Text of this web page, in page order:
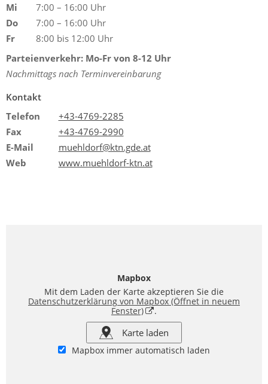
Mi
7:00 – 16:00 Uhr
Do
7:00 – 16:00 Uhr
Fr
8:00 bis 12:00 Uhr
Parteienverkehr: Mo-Fr von 8-12 Uhr
Nachmittags nach Terminvereinbarung
Kontakt
Telefon
+43-4769-2285
Fax
+43-4769-2990
E-Mail
muehldorf@ktn.gde.at
Web
www.muehldorf-ktn.at
Mapbox
Mit dem Laden der Karte akzeptieren Sie die
Datenschutzerklärung von Mapbox (Öffnet in neuem
Fenster)
.
Karte laden
Mapbox immer automatisch laden